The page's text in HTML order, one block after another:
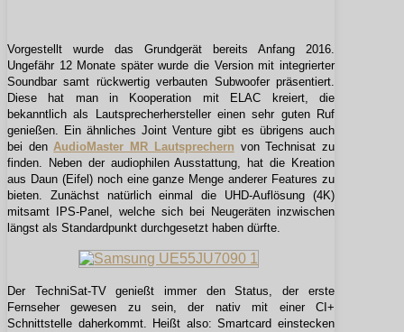
Vorgestellt wurde das Grundgerät bereits Anfang 2016.
Ungefähr 12 Monate später wurde die Version mit integrierter
Soundbar samt rückwertig verbauten Subwoofer präsentiert.
Diese hat man in Kooperation mit ELAC kreiert, die
bekanntlich als Lautsprecherhersteller einen sehr guten Ruf
genießen. Ein ähnliches Joint Venture gibt es übrigens auch
bei denAudioMaster MR Lautsprechern von Technisat zu
finden. Neben der audiophilen Ausstattung, hat die Kreation
aus Daun (Eifel) noch eine ganze Menge anderer Features zu
bieten. Zunächst natürlich einmal die UHD-Auflösung (4K)
mitsamt IPS-Panel, welche sich bei Neugeräten inzwischen
längst als Standardpunkt durchgesetzt haben dürfte.
Der TechniSat-TV genießt immer den Status, der erste
Fernseher gewesen zu sein, der nativ mit einer CI+
Schnittstelle daherkommt. Heißt also: Smartcard einstecken